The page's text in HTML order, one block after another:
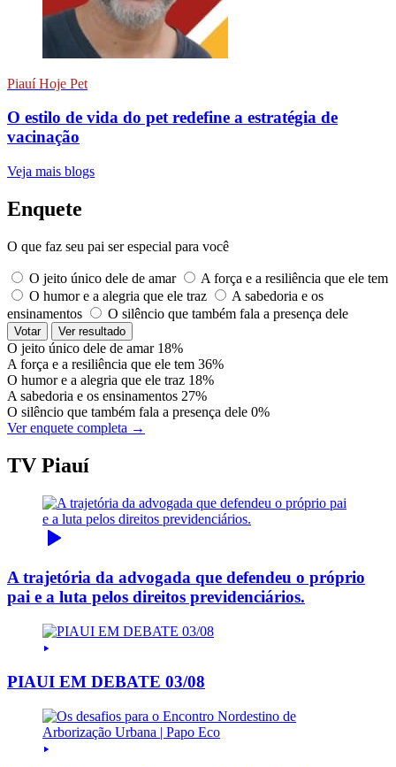
Piauí Hoje Pet
O estilo de vida do pet redefine a estratégia de
vacinação
Veja mais blogs
Enquete
O que faz seu pai ser especial para você
O jeito único dele de amar
A força e a resiliência que ele tem
O humor e a alegria que ele traz
A sabedoria e os
ensinamentos
O silêncio que também fala a presença dele
Votar Ver resultado
O jeito único dele de amar 18%
A força e a resiliência que ele tem 36%
O humor e a alegria que ele traz 18%
A sabedoria e os ensinamentos 27%
O silêncio que também fala a presença dele 0%
Ver enquete completa →
TV Piauí
A trajetória da advogada que defendeu o próprio
pai e a luta pelos direitos previdenciários.
PIAUI EM DEBATE 03/08